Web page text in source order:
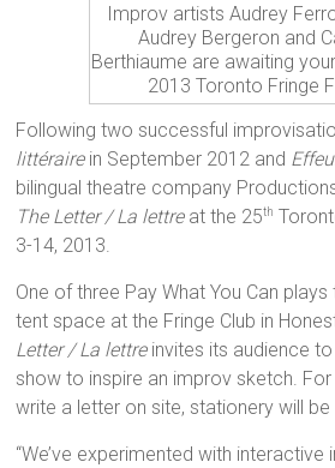
Improv artists Audrey
Audrey Bergeron and
Berthiaume are awaiting
2013 Toronto Fringe
Following two successful
littéraire in September 2012 and
bilingual theatre company
The Letter / La lettreat the 25th
3-14, 2013.
One of three Pay What You Can
tent space at the Fringe Club in
Letter / La lettreinvites its audience
show to inspire an improv sketch.
write a letter on site, stationery will be
“We’ve experimented with